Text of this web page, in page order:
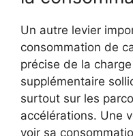
Un autre levier
consommation de
précise de la
supplémentaire
surtout sur les
accélérations. Une
voir sa